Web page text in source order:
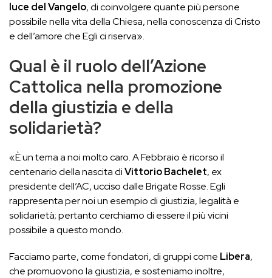
luce del Vangelo, di coinvolgere quante più persone
possibile nella vita della Chiesa, nella conoscenza di Cristo
e dell’amore che Egli ci riserva».
Qual è il ruolo dell’Azione
Cattolica nella promozione
della giustizia e della
solidarietà?
«È un tema a noi molto caro. A Febbraio è ricorso il
centenario della nascita diVittorio Bachelet, ex
presidente dell’AC, ucciso dalle Brigate Rosse. Egli
rappresenta per noi un esempio di giustizia, legalità e
solidarietà; pertanto cerchiamo di essere il più vicini
possibile a questo mondo.
Facciamo parte, come fondatori, di gruppi come Libera,
che promuovono la giustizia, e sosteniamo inoltre,